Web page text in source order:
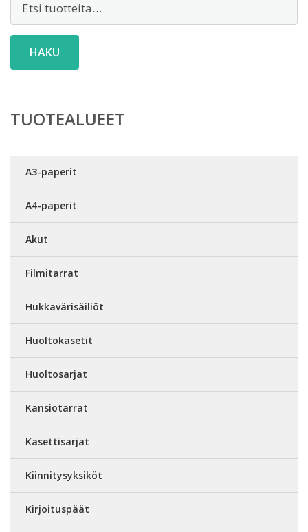
HAKU
TUOTEALUEET
A3-paperit
A4-paperit
Akut
Filmitarrat
Hukkavärisäiliöt
Huoltokasetit
Huoltosarjat
Kansiotarrat
Kasettisarjat
Kiinnitysyksiköt
Kirjoituspäät